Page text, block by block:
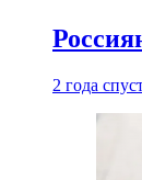
2 года